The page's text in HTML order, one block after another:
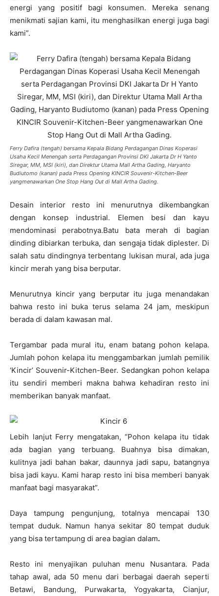
energi yang positif bagi konsumen. Mereka senang
menikmati sajian kami, itu menghasilkan energi juga bagi
kami”.
Ferry Dafira (tengah) bersama Kepala Bidang Perdagangan Dinas Koperasi
Usaha Kecil Menengah serta Perdagangan Provinsi DKI Jakarta Dr H Yanto
Siregar, MM, MSI (kiri), dan Direktur Utama Mall Artha Gading, Haryanto
Budiutomo (kanan) pada Press Opening KINCIR Souvenir-Kitchen-Beer
yangmenawarkan One Stop Hang Out di Mall Artha Gading.
Desain interior resto ini menurutnya dikembangkan
dengan konsep industrial. Elemen besi dan kayu
mendominasi perabotnya.Batu bata merah di bagian
dinding dibiarkan terbuka, dan sengaja tidak diplester. Di
salah satu dindingnya terbentang lukisan mural, ada juga
kincir merah yang bisa berputar.
Menurutnya kincir yang berputar itu juga menandakan
bahwa resto ini buka terus selama 24 jam, meskipun
berada di dalam kawasan mal.
Tergambar pada mural itu, enam batang pohon kelapa.
Jumlah pohon kelapa itu menggambarkan jumlah pemilik
‘Kincir’ Souvenir-Kitchen-Beer. Sedangkan pohon kelapa
itu sendiri memberi makna bahwa kehadiran resto ini
memberikan banyak manfaat.
Lebih lanjut Ferry mengatakan, “Pohon kelapa itu tidak
ada bagian yang terbuang. Buahnya bisa dimakan,
kulitnya jadi bahan bakar, daunnya jadi sapu, batangnya
bisa jadi kayu. Kami harap resto ini bisa memberi banyak
manfaat bagi masyarakat”.
Daya tampung pengunjung, totalnya mencapai 130
tempat duduk. Namun hanya sekitar 80 tempat duduk
yang bisa tertampung di area bagian dalam.
Resto ini menyajikan puluhan menu Nusantara. Pada
tahap awal, ada 50 menu dari berbagai daerah seperti
Betawi, Bandung, Purwakarta, Yogyakarta, Cianjur,